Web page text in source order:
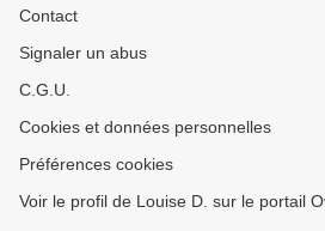
Contact
Signaler un abus
C.G.U.
Cookies et données personnelles
Préférences cookies
Voir le profil de Louise D. sur le portail